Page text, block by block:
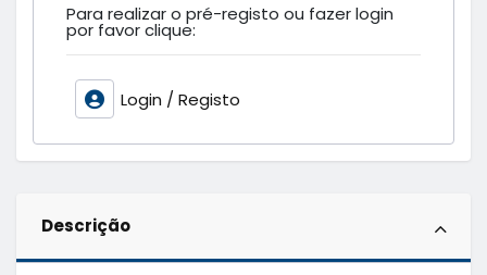
Para realizar o pré-registo ou fazer login
por favor clique:
Login / Registo
Descrição